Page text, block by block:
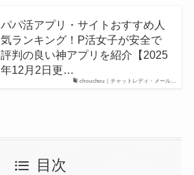
chouchou｜チャットレディ・メール…
パパ活アプリ・サイトおすすめ人
気ランキング！P活女子が安全で
評判の良い神アプリを紹介【2025
年12月2日更…
目次